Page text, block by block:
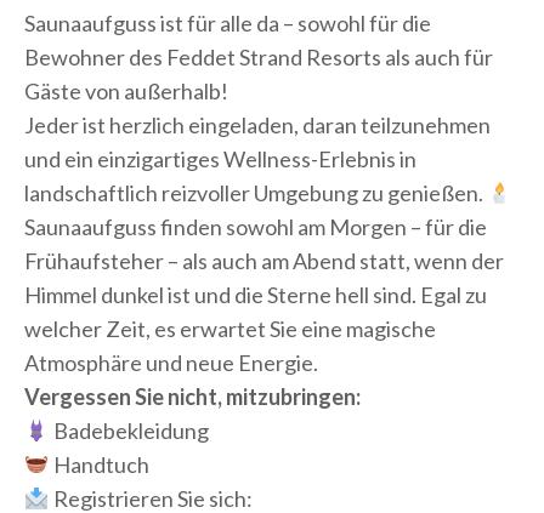
Saunaaufguss ist für alle da – sowohl für die
Bewohner des Feddet Strand Resorts als auch für
Gäste von außerhalb!
Jeder ist herzlich eingeladen, daran teilzunehmen
und ein einzigartiges Wellness-Erlebnis in
landschaftlich reizvoller Umgebung zu genießen.
Saunaaufguss finden sowohl am Morgen – für die
Frühaufsteher – als auch am Abend statt, wenn der
Himmel dunkel ist und die Sterne hell sind. Egal zu
welcher Zeit, es erwartet Sie eine magische
Atmosphäre und neue Energie.
Vergessen Sie nicht, mitzubringen:
Badebekleidung
Handtuch
Registrieren Sie sich: